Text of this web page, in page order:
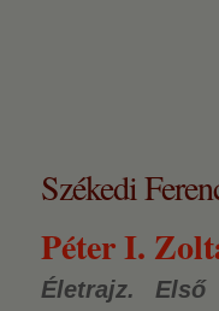
Székedi
Péter I.
Életrajz. Első